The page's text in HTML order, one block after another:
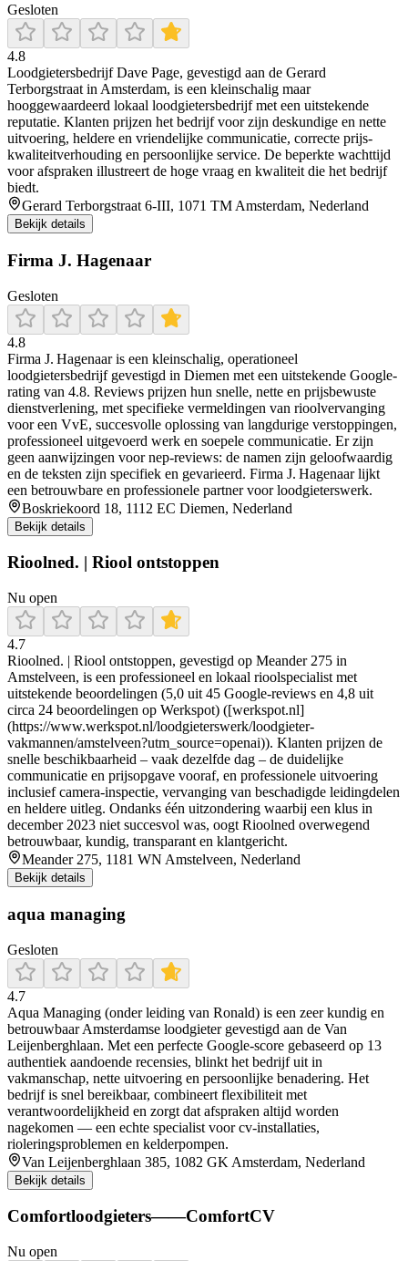
Gesloten
4.8
Loodgietersbedrijf Dave Page, gevestigd aan de Gerard
Terborgstraat in Amsterdam, is een kleinschalig maar
hooggewaardeerd lokaal loodgietersbedrijf met een uitstekende
reputatie. Klanten prijzen het bedrijf voor zijn deskundige en nette
uitvoering, heldere en vriendelijke communicatie, correcte prijs-
kwaliteitverhouding en persoonlijke service. De beperkte wachttijd
voor afspraken illustreert de hoge vraag en kwaliteit die het bedrijf
biedt.
Gerard Terborgstraat 6-III, 1071 TM Amsterdam, Nederland
Bekijk details
Firma J. Hagenaar
Gesloten
4.8
Firma J. Hagenaar is een kleinschalig, operationeel
loodgietersbedrijf gevestigd in Diemen met een uitstekende Google-
rating van 4.8. Reviews prijzen hun snelle, nette en prijsbewuste
dienstverlening, met specifieke vermeldingen van rioolvervanging
voor een VvE, succesvolle oplossing van langdurige verstoppingen,
professioneel uitgevoerd werk en soepele communicatie. Er zijn
geen aanwijzingen voor nep‑reviews: de namen zijn geloofwaardig
en de teksten zijn specifiek en gevarieerd. Firma J. Hagenaar lijkt
een betrouwbare en professionele partner voor loodgieterswerk.
Boskriekoord 18, 1112 EC Diemen, Nederland
Bekijk details
Rioolned. | Riool ontstoppen
Nu open
4.7
Rioolned. | Riool ontstoppen, gevestigd op Meander 275 in
Amstelveen, is een professioneel en lokaal rioolspecialist met
uitstekende beoordelingen (5,0 uit 45 Google-reviews en 4,8 uit
circa 24 beoordelingen op Werkspot) ([werkspot.nl]
(https://www.werkspot.nl/loodgieterswerk/loodgieter-
vakmannen/amstelveen?utm_source=openai)). Klanten prijzen de
snelle beschikbaarheid – vaak dezelfde dag – de duidelijke
communicatie en prijsopgave vooraf, en professionele uitvoering
inclusief camera-inspectie, vervanging van beschadigde leidingdelen
en heldere uitleg. Ondanks één uitzondering waarbij een klus in
december 2023 niet succesvol was, oogt Rioolned overwegend
betrouwbaar, kundig, transparant en klantgericht.
Meander 275, 1181 WN Amstelveen, Nederland
Bekijk details
aqua managing
Gesloten
4.7
Aqua Managing (onder leiding van Ronald) is een zeer kundig en
betrouwbaar Amsterdamse loodgieter gevestigd aan de Van
Leijenberghlaan. Met een perfecte Google-score gebaseerd op 13
authentiek aandoende recensies, blinkt het bedrijf uit in
vakmanschap, nette uitvoering en persoonlijke benadering. Het
bedrijf is snel bereikbaar, combineert flexibiliteit met
verantwoordelijkheid en zorgt dat afspraken altijd worden
nagekomen — een echte specialist voor cv-installaties,
rioleringsproblemen en kelderpompen.
Van Leijenberghlaan 385, 1082 GK Amsterdam, Nederland
Bekijk details
Comfortloodgieters——ComfortCV
Nu open